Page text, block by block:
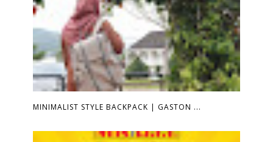
MINIMALIST STYLE BACKPACK | GASTON ...